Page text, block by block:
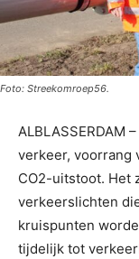
Foto: Streekomroep56.
ALBLASSERDAM
verkeer, voorrang
CO2-uitstoot. Het
verkeerslichten
kruispunten
tijdelijk tot